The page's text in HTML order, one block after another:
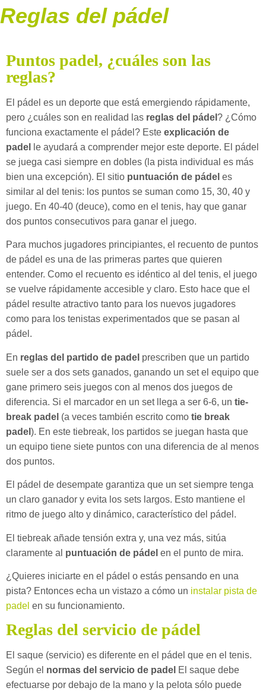
Reglas del pádel
Puntos padel, ¿cuáles son las
reglas?
El pádel es un deporte que está emergiendo rápidamente,
pero ¿cuáles son en realidad las reglas del pádel ? ¿Cómo
funciona exactamente el pádel? Este explicación de
padel
le ayudará a comprender mejor este deporte. El pádel
se juega casi siempre en dobles (la pista individual es más
bien una excepción). El sitio puntuación de pádel es
similar al del tenis: los puntos se suman como 15, 30, 40 y
juego. En 40-40 (deuce), como en el tenis, hay que ganar
dos puntos consecutivos para ganar el juego.
Para muchos jugadores principiantes, el recuento de puntos
de pádel es una de las primeras partes que quieren
entender. Como el recuento es idéntico al del tenis, el juego
se vuelve rápidamente accesible y claro. Esto hace que el
pádel resulte atractivo tanto para los nuevos jugadores
como para los tenistas experimentados que se pasan al
pádel.
En reglas del partido de padel prescriben que un partido
suele ser a dos sets ganados, ganando un set el equipo que
gane primero seis juegos con al menos dos juegos de
diferencia. Si el marcador en un set llega a ser 6-6, un tie-
break padel (a veces también escrito como tie break
padel ). En este tiebreak, los partidos se juegan hasta que
un equipo tiene siete puntos con una diferencia de al menos
dos puntos.
El pádel de desempate garantiza que un set siempre tenga
un claro ganador y evita los sets largos. Esto mantiene el
ritmo de juego alto y dinámico, característico del pádel.
El tiebreak añade tensión extra y, una vez más, sitúa
claramente al puntuación de pádel en el punto de mira.
¿Quieres iniciarte en el pádel o estás pensando en una
pista? Entonces echa un vistazo a cómo un instalar pista de
padel en su funcionamiento.
Reglas del servicio de pádel
El saque (servicio) es diferente en el pádel que en el tenis.
Según el normas del servicio de padel El saque debe
efectuarse por debajo de la mano y la pelota sólo puede